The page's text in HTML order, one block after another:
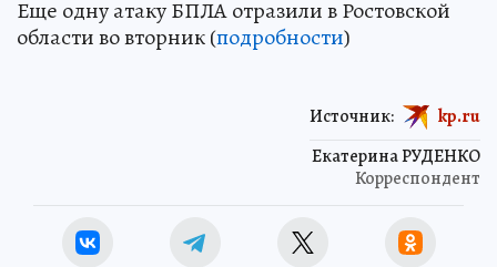
Еще одну атаку БПЛА отразили в Ростовской
области во вторник (подробности)
Екатерина РУДЕНКО
Корреспондент
Источник: kp.ru